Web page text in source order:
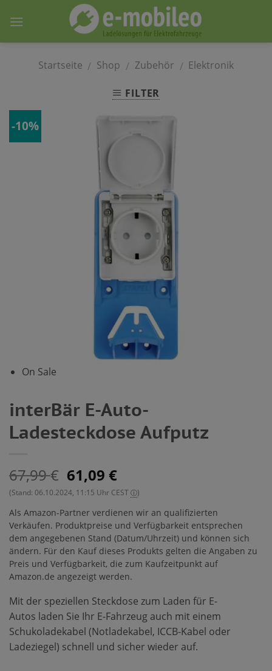
Startseite / Shop / Zubehör / Elektronik
FILTER
-10%
On Sale
interBär E-Auto-
Ladesteckdose Aufputz
67,99€ 61,09€
(Stand: 06.10.2024, 11:15 Uhr CEST ⓘ)
Als Amazon-Partner verdienen wir an qualifizierten
Verkäufen. Produktpreise und Verfügbarkeit entsprechen
dem angegebenen Stand (Datum/Uhrzeit) und können sich
ändern. Für den Kauf dieses Produkts gelten die Angaben zu
Preis und Verfügbarkeit, die zum Kaufzeitpunkt auf
Amazon.de angezeigt werden.
Mit der speziellen Steckdose zum Laden für E-
Autos laden Sie Ihr E-Fahrzeug auch mit einem
Schukoladekabel (Notladekabel, ICCB-Kabel oder
Ladeziegel) schnell und sicher wieder auf.